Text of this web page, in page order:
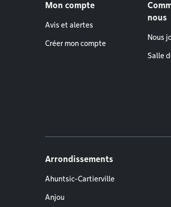
Mon compte
Avis et alertes
Créer mon compte
nous
Nous
Salle
Arrondissements
Ahuntsic-Cartierville
Anjou